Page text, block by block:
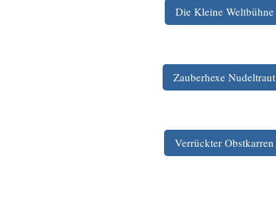
Die Kleine Weltbühne
Zauberhexe Nudeltraut
Verrückter Obstkarren